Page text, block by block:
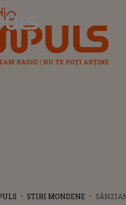
STIRI MONDENE